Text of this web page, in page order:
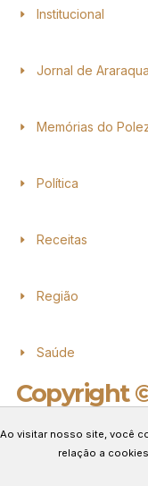
Institucional
Jornal de
Memórias do
Política
Receitas
Região
Saúde
Copyright
Ao visitar nosso site, você
relação a
GERENCIAR